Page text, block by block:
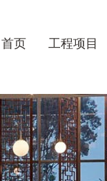
首页 工程项目